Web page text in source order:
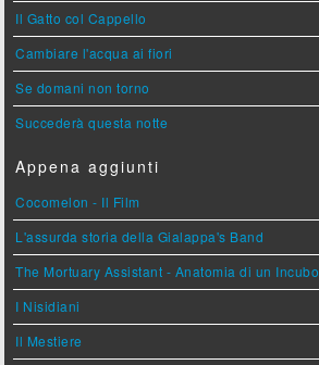
Il Gatto col Cappello
Cambiare l'acqua ai fiori
Se domani non torno
Succederà questa notte
Appena aggiunti
Cocomelon - Il Film
L'assurda storia della Gialappa's Band
The Mortuary Assistant - Anatomia di un Incubo
I Nisidiani
Il Mestiere